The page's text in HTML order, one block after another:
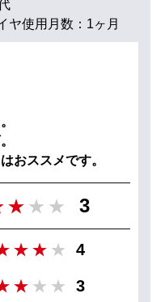
ヤ使用月数： 1ヶ月
おススメです。
3
4
3